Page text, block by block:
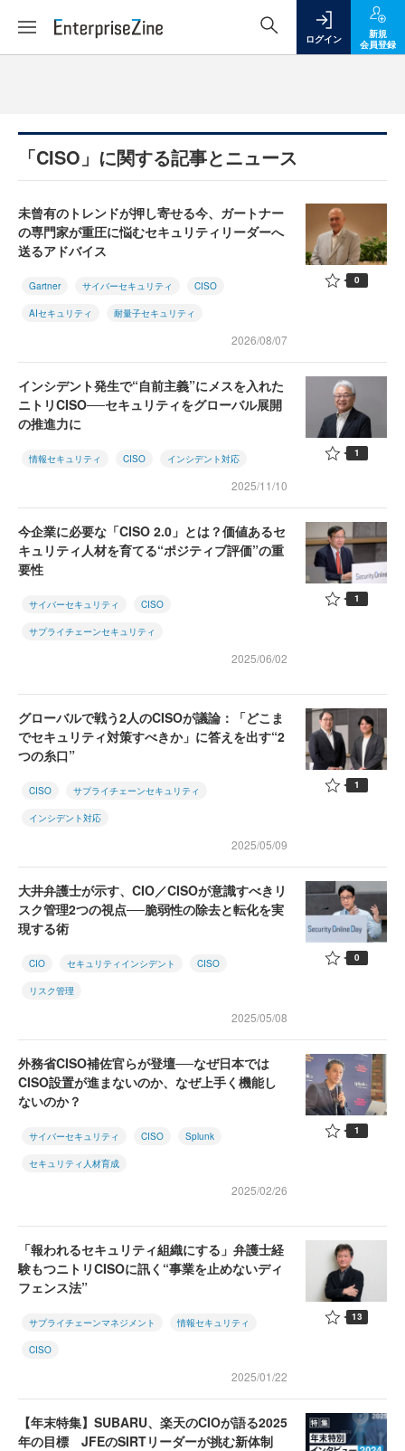
ログイン
新規
会員登録
「CISO」に関する記事とニュース
未曾有のトレンドが押し寄せる今、ガートナー
の専門家が重圧に悩むセキュリティリーダーへ
送るアドバイス
Gartner サイバーセキュリティ CISO
AIセキュリティ 耐量子セキュリティ
2026/08/07
0
インシデント発生で“自前主義”にメスを入れた
ニトリCISO──セキュリティをグローバル展開
の推進力に
情報セキュリティ CISO インシデント対応
2025/11/10
1
今企業に必要な「CISO 2.0」とは？価値あるセ
キュリティ人材を育てる“ポジティブ評価”の重
要性
サイバーセキュリティ CISO
サプライチェーンセキュリティ
2025/06/02
1
グローバルで戦う2人のCISOが議論：「どこま
でセキュリティ対策すべきか」に答えを出す“2
つの糸口”
CISO サプライチェーンセキュリティ
インシデント対応
2025/05/09
1
大井弁護士が示す、CIO／CISOが意識すべきリ
スク管理2つの視点──脆弱性の除去と転化を実
現する術
CIO セキュリティインシデント CISO
リスク管理
2025/05/08
0
外務省CISO補佐官らが登壇──なぜ日本では
CISO設置が進まないのか、なぜ上手く機能し
ないのか？
サイバーセキュリティ CISO Splunk
セキュリティ人材育成
2025/02/26
1
「報われるセキュリティ組織にする」弁護士経
験もつニトリCISOに訊く“事業を止めないディ
フェンス法”
サプライチェーンマネジメント 情報セキュリティ
CISO
2025/01/22
13
【年末特集】SUBARU、楽天のCIOが語る2025
年の目標 JFEのSIRTリーダーが挑む新体制